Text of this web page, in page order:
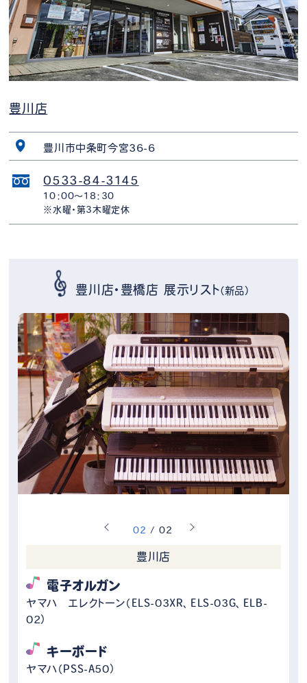
豊川店
豊川市中条町今宮36-6
0533-84-3145
10：00～18：30
※水曜・第3木曜定休
豊川店・豊橋店 展示リスト（新品）
02 /02
豊川店
電子オルガン
ヤマハ エレクトーン（ELS-03XR、ELS-03G、ELB-
02）
キーボード
ヤマハ（PSS-A50）